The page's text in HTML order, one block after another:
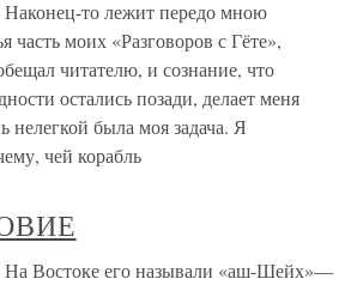
то лежит передо мною
часть моих «Разговоров с Гёте»,
читателю, и сознание, что
остались позади, делает меня
нелегкой была моя задача. Я
чей корабль
Востоке его называли «аш-Шейх»—